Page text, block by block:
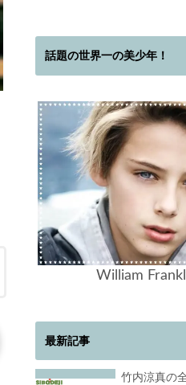
話題の世界一の美少年！
William
最新記事
竹内涼真の